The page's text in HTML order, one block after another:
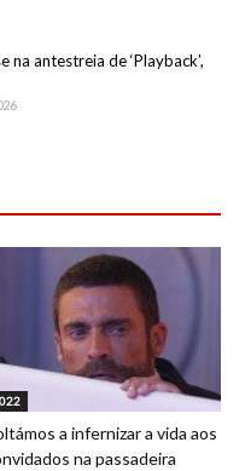
na antestreia de ‘Playback’,
a infernizar a vida aos
na passadeira